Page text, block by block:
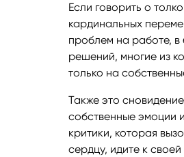
Если говорить о
кардинальных
проблем на работе, в
решений, многие из
только на
Также это
собственные эмоции
критики, которая
сердцу, идите к